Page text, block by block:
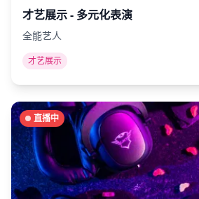
才艺展示 - 多元化表演
全能艺人
才艺展示
直播中